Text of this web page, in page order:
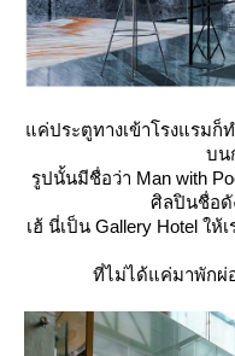
ค่ประตูทางเข้าโรงแรมก็
บน
รูปนั้นมีชื่อว่า Man with
ศิลปินชื่อดั
เฮ้ นี่เป็น Gallery Hotel ใ
ที่ไม่ได้แค่มาพักผ่